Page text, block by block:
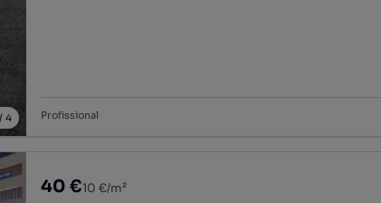
4 Profissional
40 €10 €/m²